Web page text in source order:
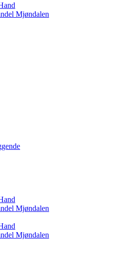
Mjøndalen
Mjøndalen
Mjøndalen